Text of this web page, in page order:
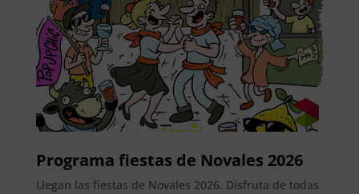
Programa fiestas de Novales 2026
Llegan las fiestas de Novales 2026. Disfruta de todas